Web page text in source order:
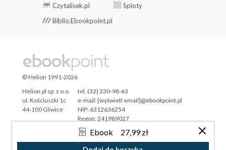
Ebook 27,99 zł
Czytalisek.pl
Sploty
Biblio.Ebookpoint.pl
Tonik.pl
© Helion 1991-2026
Helion.pl sp. z o.o.
ul. Kościuszki 1c
44-100 Gliwice
tel. (32) 230-98-63
e-mail:[wyświetl email]@ebookpoint.pl
NIP: 6312636254
Regon: 241989027